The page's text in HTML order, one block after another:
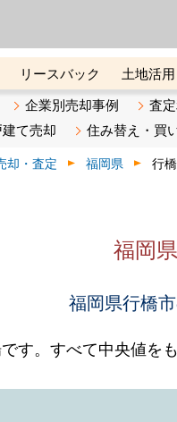
リースバック 土地活用
オンライン講座 リ
企業別売却事例 査
建て売却 住み替え・買
却・査定 福岡県 行
福岡
福岡県行橋
す。すべて中央値を